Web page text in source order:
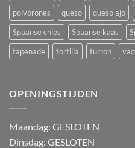
polvorones
queso queso ajo
Spaanse chips
Spaanse kaas
tapenade
tortilla turron
OPENINGSTIJDEN
Maandag: GESLOTEN
Dinsdag: GESLOTEN